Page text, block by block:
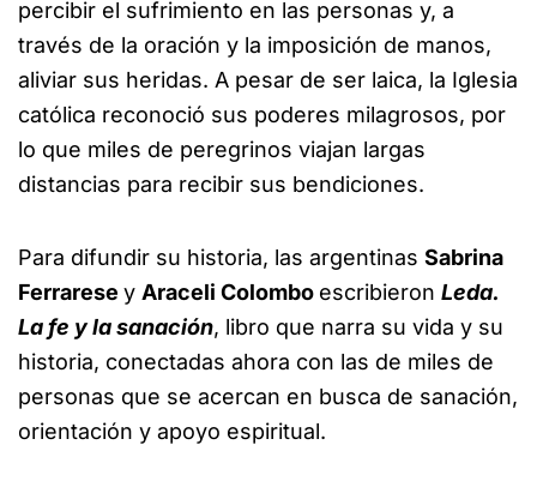
percibir el sufrimiento en las personas y, a
través de la oración y la imposición de manos,
aliviar sus heridas. A pesar de ser laica, la Iglesia
católica reconoció sus poderes milagrosos, por
lo que miles de peregrinos viajan largas
distancias para recibir sus bendiciones.
Para difundir su historia, las argentinas Sabrina
Ferrarese y Araceli Colombo escribieron Leda.
La fe y la sanación, libro que narra su vida y su
historia, conectadas ahora con las de miles de
personas que se acercan en busca de sanación,
orientación y apoyo espiritual.